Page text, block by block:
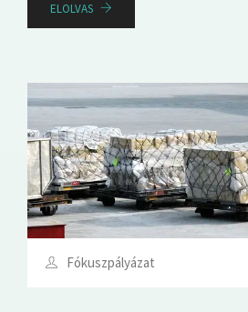
ELOLVAS
Fókuszpályázat